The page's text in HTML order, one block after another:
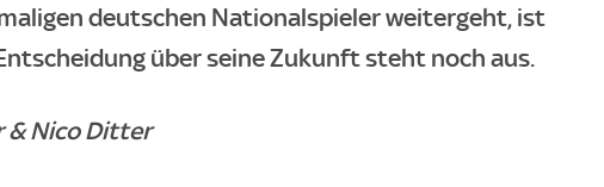
deutschen Nationalspieler weitergeht, ist
über seine Zukunft steht noch aus.
& Nico Ditter